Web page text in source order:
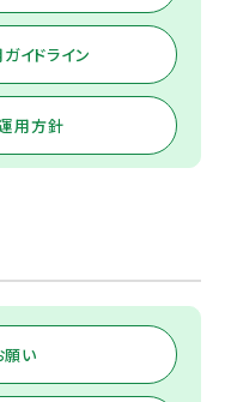
イドライン
用方針
い